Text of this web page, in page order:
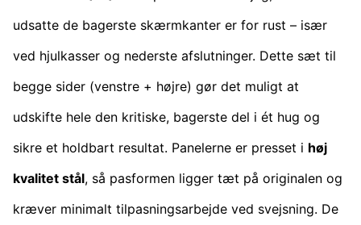
udsatte de bagerste skærmkanter er for rust – især
ved hjulkasser og nederste afslutninger. Dette sæt til
begge sider (venstre + højre) gør det muligt at
udskifte hele den kritiske, bagerste del i ét hug og
sikre et holdbart resultat. Panelerne er presset i høj
kvalitet stål, så pasformen ligger tæt på originalen og
kræver minimalt tilpasningsarbejde ved svejsning. De